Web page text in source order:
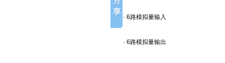
· 6路模拟量输入
· 6路模拟量输出